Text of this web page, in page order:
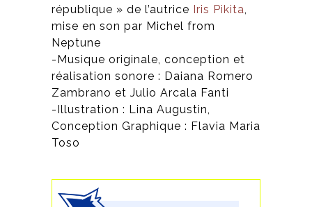
république » de l’autrice Iris Pikita
mise en son par Michel from
Neptune
-Musique originale, conception et
réalisation sonore : Daiana Romero
Zambrano et Julio Arcala Fanti
-Illustration : Lina Augustin,
Conception Graphique : Flavia Maria
Toso